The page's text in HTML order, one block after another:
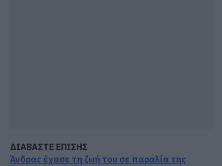
ΔΙΑΒΑΣΤΕ ΕΠΙΣΗΣ
Άνδρας έχασε τη ζωή του σε παραλία της